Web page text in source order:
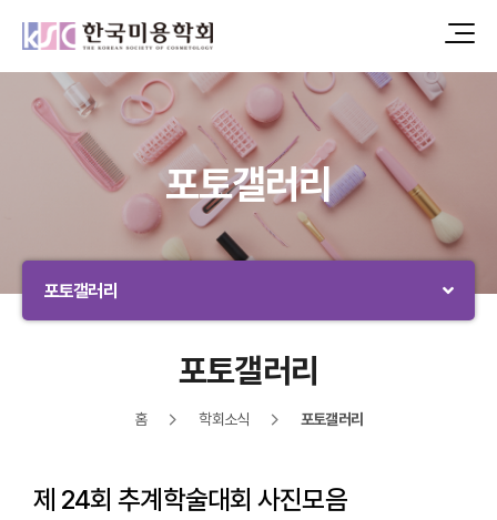
포토갤러리
포토갤러리
포토갤러리
홈 학회소식 포토갤러리
제 24회 추계학술대회 사진모음